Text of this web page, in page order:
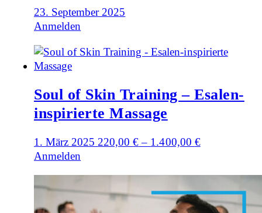
23. September 2025
Anmelden
Soul of Skin Training – Esalen-
inspirierte Massage
1. März 2025 220,00€– 1.400,00 €
Anmelden